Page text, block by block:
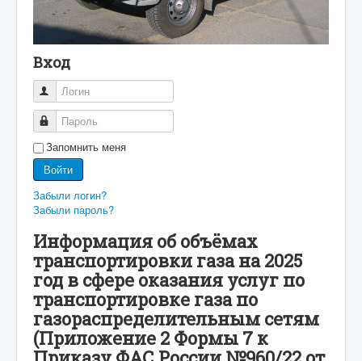
Вход
Логин
Пароль
Запомнить меня
Войти
Забыли логин?
Забыли пароль?
Информация об объёмах
транспортировки газа на 2025
год в сфере оказания услуг по
транспортировке газа по
газораспределительным сетям
(Приложение 2 Формы 7 к